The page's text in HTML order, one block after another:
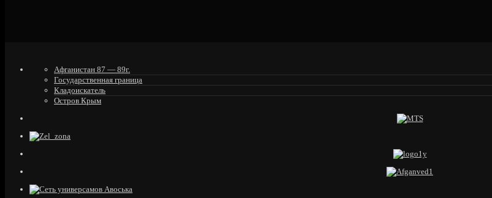
Афганистан 87 — 89г.
Государственная граница
Кладоискатель
Остров Крым